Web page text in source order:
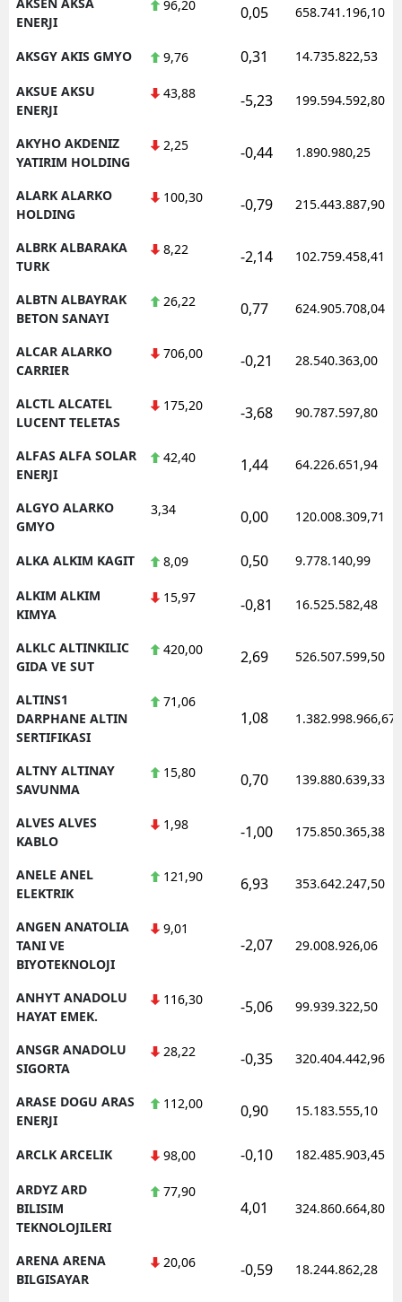
ENERJI
96,20 0,05 658.741.196,10
AKSGY AKIS GMYO 9,76 0,31 14.735.822,53
AKSUE AKSU
ENERJI
43,88 -5,23 199.594.592,80
AKYHO AKDENIZ
YATIRIM HOLDING
2,25 -0,44 1.890.980,25
ALARK ALARKO
HOLDING
100,30 -0,79 215.443.887,90
ALBRK ALBARAKA
TURK
8,22 -2,14 102.759.458,41
ALBTN ALBAYRAK
BETON SANAYI
26,22 0,77 624.905.708,04
ALCAR ALARKO
CARRIER
706,00 -0,21 28.540.363,00
ALCTL ALCATEL
LUCENT TELETAS
175,20 -3,68 90.787.597,80
ALFAS ALFA SOLAR
ENERJI
42,40 1,44 64.226.651,94
ALGYO ALARKO
GMYO
3,34 0,00 120.008.309,71
ALKA ALKIM KAGIT 8,09 0,50 9.778.140,99
ALKIM ALKIM
KIMYA
15,97 -0,81 16.525.582,48
ALKLC ALTINKILIC
GIDA VE SUT
420,00 2,69 526.507.599,50
ALTINS1
DARPHANE ALTIN
SERTIFIKASI
71,06
1,08 1.382.998.966,67
ALTNY ALTINAY
SAVUNMA
15,80 0,70 139.880.639,33
ALVES ALVES
KABLO
1,98 -1,00 175.850.365,38
ANELE ANEL
ELEKTRIK
121,90 6,93 353.642.247,50
ANGEN ANATOLIA
TANI VE
BIYOTEKNOLOJI
9,01
-2,07 29.008.926,06
ANHYT ANADOLU
HAYAT EMEK.
116,30 -5,06 99.939.322,50
ANSGR ANADOLU
SIGORTA
28,22 -0,35 320.404.442,96
ARASE DOGU ARAS
ENERJI
112,00 0,90 15.183.555,10
ARCLK ARCELIK 98,00 -0,10 182.485.903,45
ARDYZ ARD
BILISIM
TEKNOLOJILERI
77,90
4,01 324.860.664,80
ARENA ARENA
BILGISAYAR
20,06 -0,59 18.244.862,28